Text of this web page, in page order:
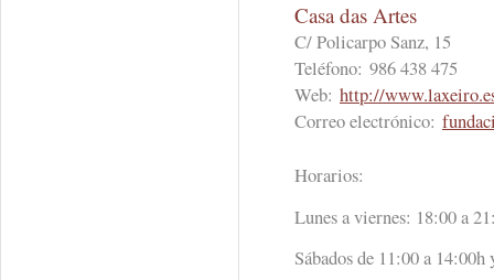
Casa das Artes
C/ Policarpo Sanz, 15
Teléfono: 986 438 475
Web: http://
Correo electrónico:
Horarios:
Lunes a viernes: 18:00 a
Sábados de 11:00 a